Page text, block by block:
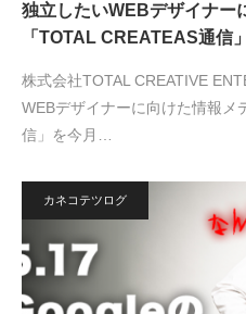
独立したいWEBデザイナー
「TOTAL CREATEAS通信
株式会社TOTAL CREATIVE
WEBデザイナーに向けた情報メ
信」を今月…
カネコテツログ